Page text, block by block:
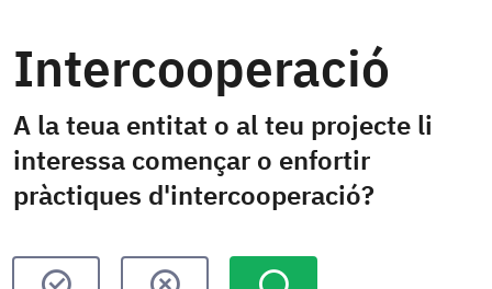
Intercooperació
A la teua entitat o al teu projecte li
interessa començar o enfortir
pràctiques d'intercooperació?